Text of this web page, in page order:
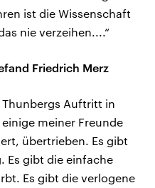
ist die Wissenschaft
nie verzeihen....“
Friedrich Merz
Auftritt in
meiner Freunde
übertrieben. Es gibt
Es gibt die einfache
Es gibt die verlogene